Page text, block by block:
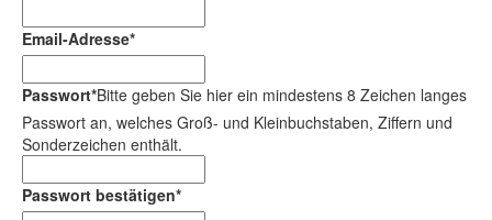
Email-Adresse*
Passwort*Bitte geben Sie hier ein mindestens 8 Zeichen langes
Passwort an, welches Groß- und Kleinbuchstaben, Ziffern und
Sonderzeichen enthält.
Passwort bestätigen*